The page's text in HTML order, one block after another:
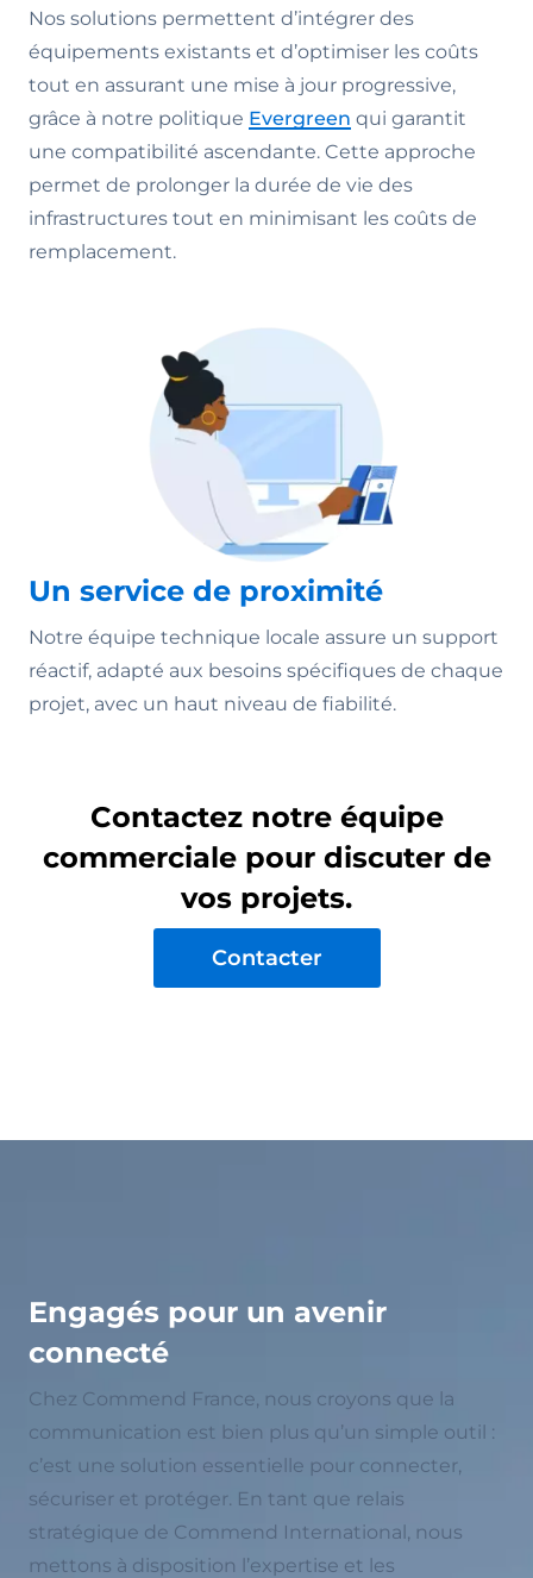
Nos solutions permettent d’intégrer des
équipements existants et d’optimiser les coûts
tout en assurant une mise à jour progressive,
grâce à notre politique Evergreen qui garantit
une compatibilité ascendante. Cette approche
permet de prolonger la durée de vie des
infrastructures tout en minimisant les coûts de
remplacement.
Un service de proximité
Notre équipe technique locale assure un support
réactif, adapté aux besoins spécifiques de chaque
projet, avec un haut niveau de fiabilité.
Contactez notre équipe
commerciale pour discuter de
vos projets.
Contacter
Engagés pour un avenir
connecté
Chez Commend France, nous croyons que la
communication est bien plus qu’un simple outil :
c’est une solution essentielle pour connecter,
sécuriser et protéger. En tant que relais
stratégique de Commend International, nous
mettons à disposition l’expertise et les